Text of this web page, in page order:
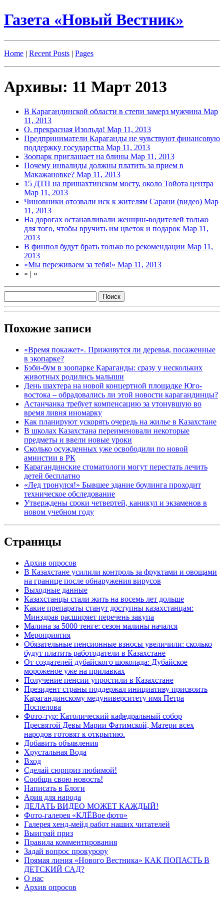
Газета «Новый Вестник»
Home | Recent Posts | Pages
Архивы: 11 Март 2013
В Карагандинской области в степи замерз мужчина Мар
11, 2013
О, прекрасная Изольда! Мар 11, 2013
Предприниматели Караганды не чувствуют финансовую
поддержку государства Мар 11, 2013
Зоопарк приглашает на блины Мар 11, 2013
Почему инвалиды должны платить за прием в
Макажановке? Мар 11, 2013
15 ДТП на пришахтинском мосту, около Тойота центра
Мар 11, 2013
Чиновники отозвали иск к жителям Сарани (видео) Мар
11, 2013
На дорогах останавливали женщин-водителей только
для того, чтобы вручить им цветок и подарок Мар 11,
2013
В финпол будут брать только по рекомендации Мар 11,
2013
«Мы переживаем за тебя!» Мар 11, 2013
« | »
Похожие записи
«Время покажет». Приживутся ли деревья, посаженные
в экопарке?
Бэби-бум в зоопарке Караганды: сразу у нескольких
животных родились малыши
День шахтера на новой концертной площадке Юго-
востока – обрадовались ли этой новости карагандинцы?
Астанчанка требует компенсацию за утонувшую во
время ливня иномарку
Как планируют ускорять очередь на жилье в Казахстане
В школах Казахстана переименовали некоторые
предметы и ввели новые уроки
Сколько осужденных уже освободили по новой
амнистии в РК
Карагандинские стоматологи могут перестать лечить
детей бесплатно
«Лед тронулся!» Бывшее здание боулинга проходит
техническое обследование
Утверждены сроки четвертей, каникул и экзаменов в
новом учебном году
Страницы
Архив опросов
В Казахстане усилили контроль за фруктами и овощами
на границе после обнаружения вирусов
Выходные данные
Казахстанцы стали жить на восемь лет дольше
Какие препараты станут доступны казахстанцам:
Минздрав расширяет перечень закупа
Малина за 5000 тенге: сезон малины начался
Мероприятия
Обязательные пенсионные взносы увеличили: сколько
будут платить работодатели в Казахстане
От создателей дубайского шоколада: Дубайское
мороженое уже на прилавках
Получение пенсии упростили в Казахстане
Президент страны поддержал инициативу присвоить
Карагандинскому медуниверситету имя Петра
Поспелова
Фото-тур: Католический кафедральный собор
Пресвятой Девы Марии Фатимской, Матери всех
народов готовят к открытию.
Добавить объявления
Хрустальная Вода
Вход
Сделай сюрприз любимой!
Сообщи свою новость!
Написать в Блоги
Ария для народа
ДЕЛАТЬ ВИДЕО МОЖЕТ КАЖДЫЙ!
Фото-галерея «КЛЁВое фото»
Галерея хенд-мейд работ наших читателей
Выиграй приз
Правила комментирования
Задай вопрос прокурору
Прямая линия «Нового Вестника» КАК ПОПАСТЬ В
ДЕТСКИЙ САД?
О нас
Архив опросов